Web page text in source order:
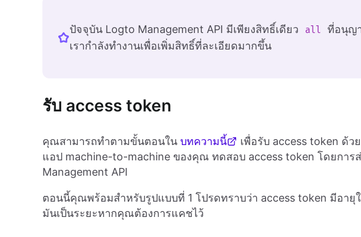
ปัจจุบัน Logto Management API มีเพียงสิทธิ์เดียว all
ที่อนุญ
เรากำลังทำงานเพื่อเพิ่มสิทธิ์ที่ละเอียดมากขึ้น
รับ access token
คุณสามารถทำตามขั้นตอนใน บทความนี้
เพื่อรับ access token ด้
แอป machine-to-machine ของคุณ ทดสอบ access token โดยการ
Management API
ตอนนี้คุณพร้อมสำหรับรูปแบบที่ 1 โปรดทราบว่า access token มีอา
มันเป็นระยะหากคุณต้องการแคชไว้